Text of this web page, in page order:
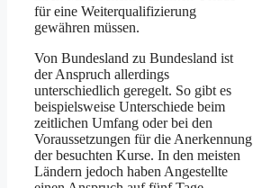
für eine Weiterqualifizierung
gewähren müssen.
Von Bundesland zu Bundesland ist
der Anspruch allerdings
unterschiedlich geregelt. So gibt es
beispielsweise Unterschiede beim
zeitlichen Umfang oder bei den
Voraussetzungen für die Anerkennung
der besuchten Kurse. In den meisten
Ländern jedoch haben Angestellte